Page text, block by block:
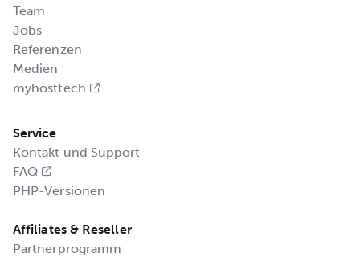
Team
Jobs
Referenzen
Medien
myhosttech
Service
Kontakt und Support
FAQ
PHP-Versionen
Affiliates & Reseller
Partnerprogramm